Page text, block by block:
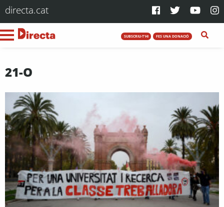
directa.cat
SUBSCRIU-T'HI FES UNA DONACIÓ
21-O